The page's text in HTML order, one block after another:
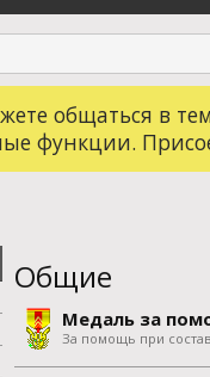
общаться в
функции.
Общие
Медаль за
За помощь при